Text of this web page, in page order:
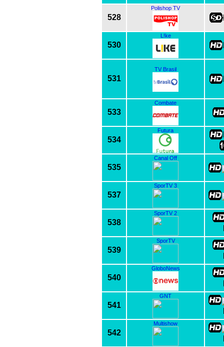
528
Polishop TV
530
L!ke
531
TV Brasil
533
Combate
534
Futura
535
Canal Off
537
SporTV 3
538
SporTV 2
539
SporTV
540
GloboNews
541
GNT
542
Multishow